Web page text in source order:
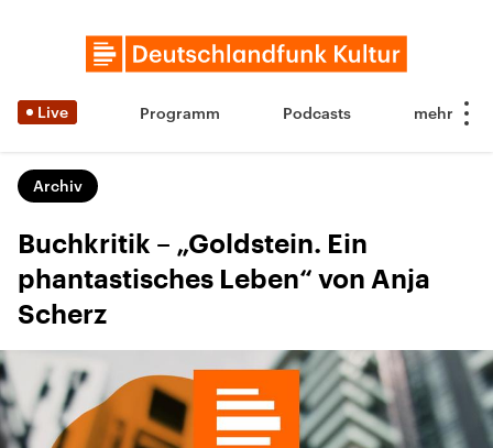
Live Programm Podcasts
Archiv
Buchkritik – „Goldstein. Ein
phantastisches Leben“ von Anja
Scherz